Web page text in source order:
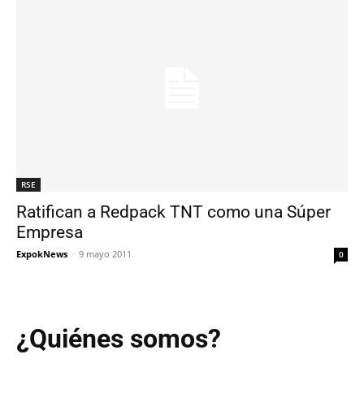
RSE
Ratifican a Redpack TNT como una Súper
Empresa
ExpokNews - 9 mayo 2011 0
¿Quiénes somos?